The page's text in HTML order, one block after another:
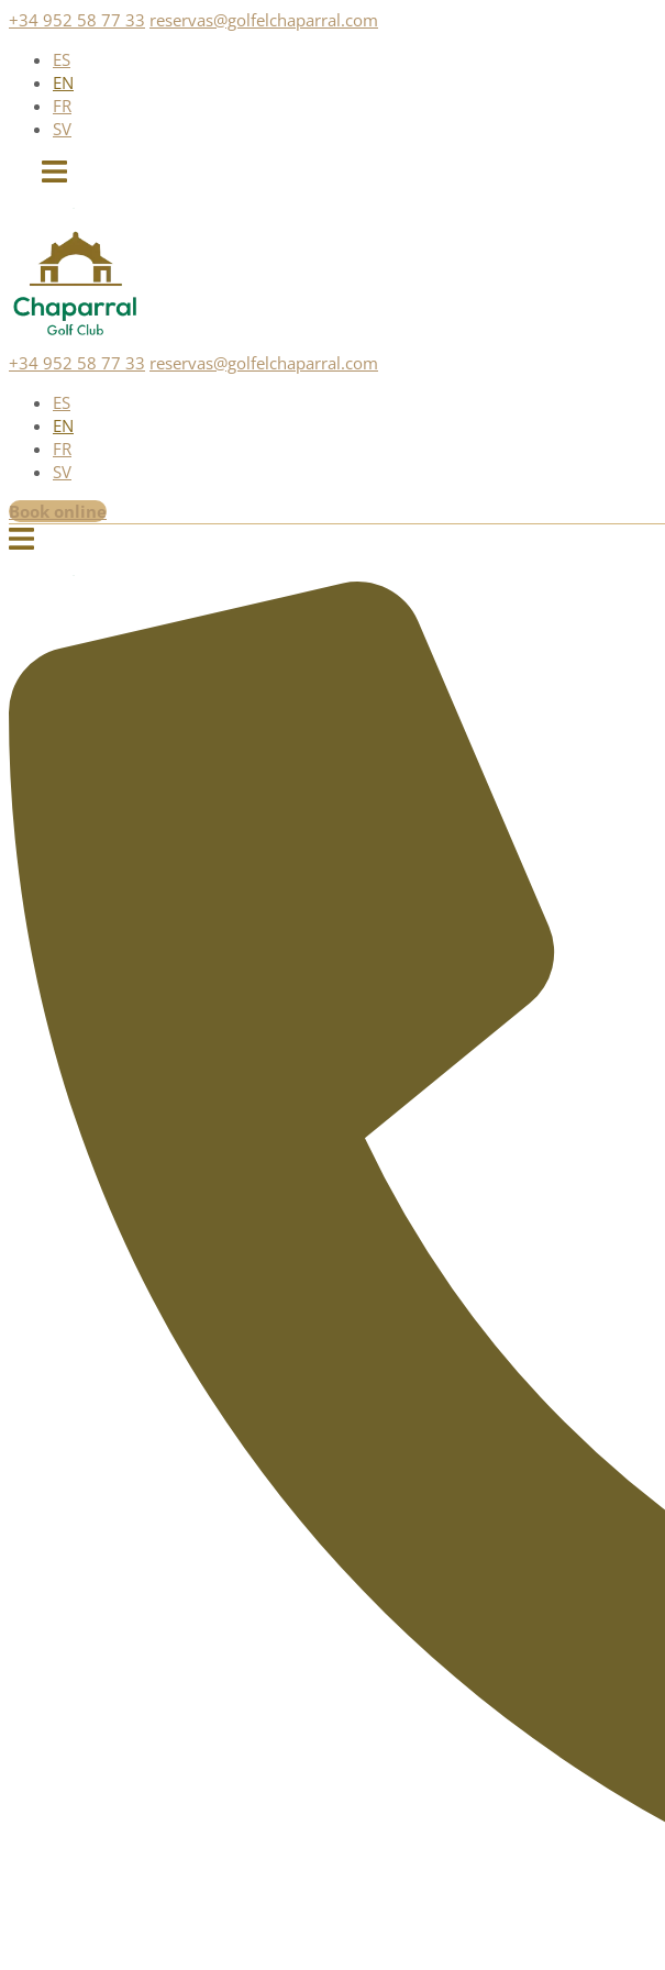
Skip
content
+34 952 58 77 33 reservas@golfelchaparral.com
ES
EN
FR
SV
+34 952 58 77 33 reservas@golfelchaparral.com
ES
EN
FR
SV
Book online